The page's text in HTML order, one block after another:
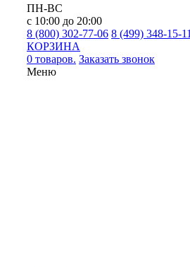
ПН-ВС
с 10:00 до 20:00
8 (800) 302-77-06 8 (499) 348-15-11
КОРЗИНА
0 товаров. Заказать звонок
Меню